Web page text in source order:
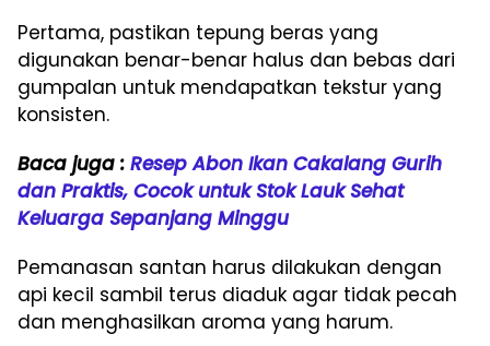
Pertama, pastikan tepung beras yang
digunakan benar-benar halus dan bebas dari
gumpalan untuk mendapatkan tekstur yang
konsisten.
Baca juga : Resep Abon Ikan Cakalang Gurih
dan Praktis, Cocok untuk Stok Lauk Sehat
Keluarga Sepanjang Minggu
Pemanasan santan harus dilakukan dengan
api kecil sambil terus diaduk agar tidak pecah
dan menghasilkan aroma yang harum.